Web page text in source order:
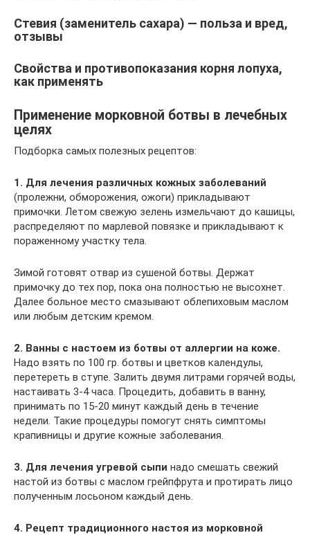
Стевия (заменитель сахара) — польза и вред,
отзывы
Свойства и противопоказания корня лопуха,
как применять
Применение морковной ботвы в лечебных
целях
Подборка самых полезных рецептов:
1. Для лечения различных кожных заболеваний
(пролежни, обморожения, ожоги) прикладывают
примочки. Летом свежую зелень измельчают до кашицы,
распределяют по марлевой повязке и прикладывают к
пораженному участку тела.
Зимой готовят отвар из сушеной ботвы. Держат
примочку до тех пор, пока она полностью не высохнет.
Далее больное место смазывают облепиховым маслом
или любым детским кремом.
2. Ванны с настоем из ботвы от аллергии на коже.
Надо взять по 100 гр. ботвы и цветков календулы,
перетереть в ступе. Залить двумя литрами горячей воды,
настаивать 3-4 часа. Процедить, добавить в ванну,
принимать по 15-20 минут каждый день в течение
недели. Такие процедуры помогут снять симптомы
крапивницы и другие кожные заболевания.
3. Для лечения угревой сыпи надо смешать свежий
настой из ботвы с маслом грейпфрута и протирать лицо
полученным лосьоном каждый день.
4. Рецепт традиционного настоя из морковной